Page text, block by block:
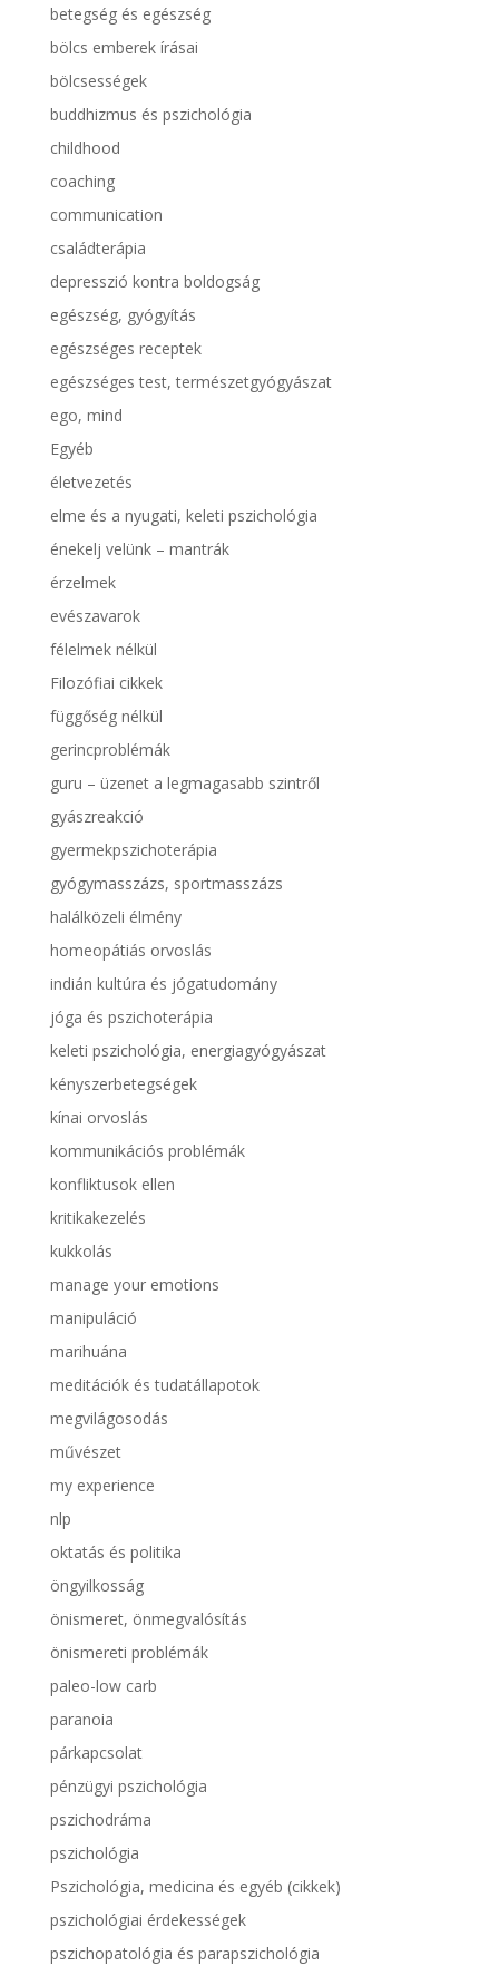
betegség és egészség
bölcs emberek írásai
bölcsességek
buddhizmus és pszichológia
childhood
coaching
communication
családterápia
depresszió kontra boldogság
egészség, gyógyítás
egészséges receptek
egészséges test, természetgyógyászat
ego, mind
Egyéb
életvezetés
elme és a nyugati, keleti pszichológia
énekelj velünk – mantrák
érzelmek
evészavarok
félelmek nélkül
Filozófiai cikkek
függőség nélkül
gerincproblémák
guru – üzenet a legmagasabb szintről
gyászreakció
gyermekpszichoterápia
gyógymasszázs, sportmasszázs
halálközeli élmény
homeopátiás orvoslás
indián kultúra és jógatudomány
jóga és pszichoterápia
keleti pszichológia, energiagyógyászat
kényszerbetegségek
kínai orvoslás
kommunikációs problémák
konfliktusok ellen
kritikakezelés
kukkolás
manage your emotions
manipuláció
marihuána
meditációk és tudatállapotok
megvilágosodás
művészet
my experience
nlp
oktatás és politika
öngyilkosság
önismeret, önmegvalósítás
önismereti problémák
paleo-low carb
paranoia
párkapcsolat
pénzügyi pszichológia
pszichodráma
pszichológia
Pszichológia, medicina és egyéb (cikkek)
pszichológiai érdekességek
pszichopatológia és parapszichológia